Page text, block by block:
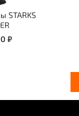
STARKS
₽